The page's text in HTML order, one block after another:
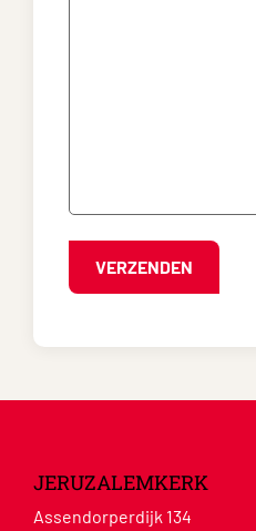
JERUZALEMKERK
Assendorperdijk 134